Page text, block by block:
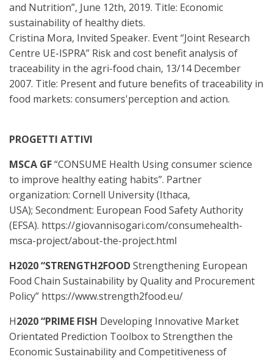
and Nutrition”, June 12th, 2019. Title: Economic
sustainability of healthy diets.
Cristina Mora, Invited Speaker. Event “Joint Research
Centre UE-ISPRA” Risk and cost benefit analysis of
traceability in the agri-food chain, 13/14 December
2007. Title: Present and future benefits of traceability in
food markets: consumers'perception and action.
PROGETTI ATTIVI
MSCA GF“CONSUME Health Using consumer science
to improve healthy eating habits”. Partner
organization: Cornell University (Ithaca,
USA); Secondment: European Food Safety Authority
(EFSA). https://giovannisogari.com/consumehealth-
msca-project/about-the-project.html
H2020 “STRENGTH2FOODStrengthening European
Food Chain Sustainability by Quality and Procurement
Policy” https://www.strength2food.eu/
H2020 “PRIME FISH Developing Innovative Market
Orientated Prediction Toolbox to Strengthen the
Economic Sustainability and Competitiveness of